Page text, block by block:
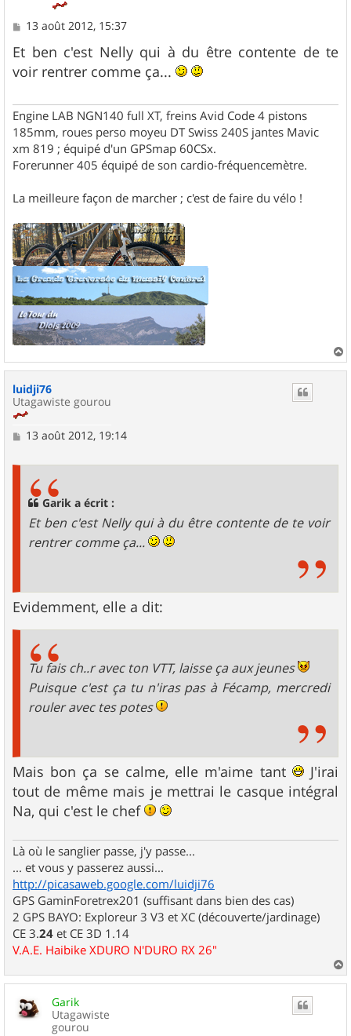
M
s
s
a
13 août 2012, 15:37
Et ben c'est Nelly qui à du être contente de te
voir rentrer comme ça...
Engine LAB NGN140 full XT, freins Avid Code 4 pistons
185mm, roues perso moyeu DT Swiss 240S jantes Mavic
xm 819 ; équipé d'un GPSmap 60CSx.
Forerunner 405 équipé de son cardio-fréquencemètre.
La meilleure façon de marcher ; c'est de faire du vélo !
a
luidji76
Utagawiste gourou
M13 août 2012, 19:14
Garik a écrit :
Et ben c'est Nelly qui à du être contente de te voir
rentrer comme ça...
Evidemment, elle a dit:
Tu fais ch..r avec ton VTT, laisse ça aux jeunes
Puisque c'est ça tu n'iras pas à Fécamp, mercredi
rouler avec tes potes
Mais bon ça se calme, elle m'aime tant
J'irai
tout de même mais je mettrai le casque intégral
Na, qui c'est le chef
Là où le sanglier passe, j'y passe...
... et vous y passerez aussi...
http://picasaweb.google.com/luidji76
GPS GaminForetrex201 (suffisant dans bien des cas)
2 GPS BAYO: Exploreur 3 V3 et XC (découverte/jardinage)
CE 3.24 et CE 3D 1.14
V.A.E. Haibike XDURO N'DURO RX 26"
a
Garik
Utagawiste
gourou